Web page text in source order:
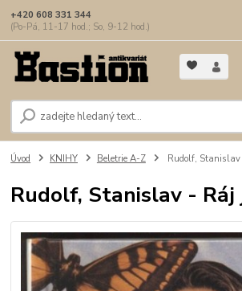
+420 608 331 344
(Po-Pá, 11-17 hod.; So, 9-12 hod.)
Úvod KNIHY Beletrie A-Z Rudolf,
Rudolf, Stanislav - Ráj